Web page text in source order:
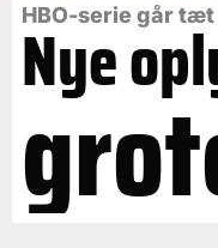
HBO-serie går
Nye